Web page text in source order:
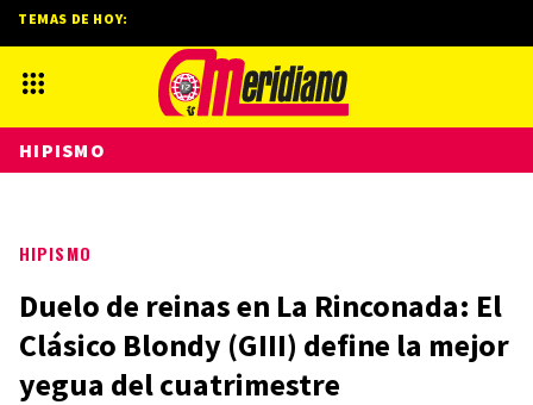
HIPISMO
Duelo de reinas en La Rinconada: El
Clásico Blondy (GIII) define la mejor
yegua del cuatrimestre
TEMAS DE HOY:
HIPISMO